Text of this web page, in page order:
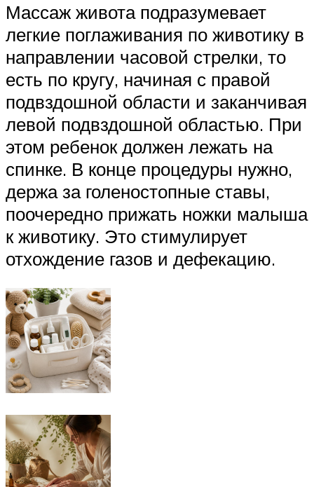
Массаж живота подразумевает
легкие поглаживания по животику в
направлении часовой стрелки, то
есть по кругу, начиная с правой
подвздошной области и заканчивая
левой подвздошной областью. При
этом ребенок должен лежать на
спинке. В конце процедуры нужно,
держа за голеностопные ставы,
поочередно прижать ножки малыша
к животику. Это стимулирует
отхождение газов и дефекацию.